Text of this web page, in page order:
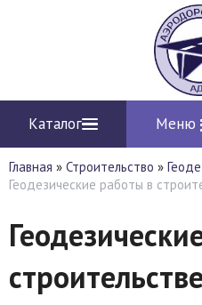
Каталог Меню
Главная » Строительство »
Геодезические работы в
строительстве